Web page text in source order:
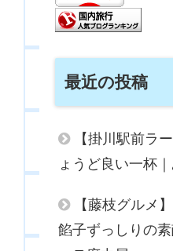
最近の投稿
【掛川駅前ラ
ょうど良い一杯
【藤枝グルメ
餡子ずっしりの